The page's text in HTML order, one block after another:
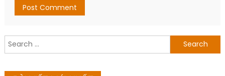
Search
for: